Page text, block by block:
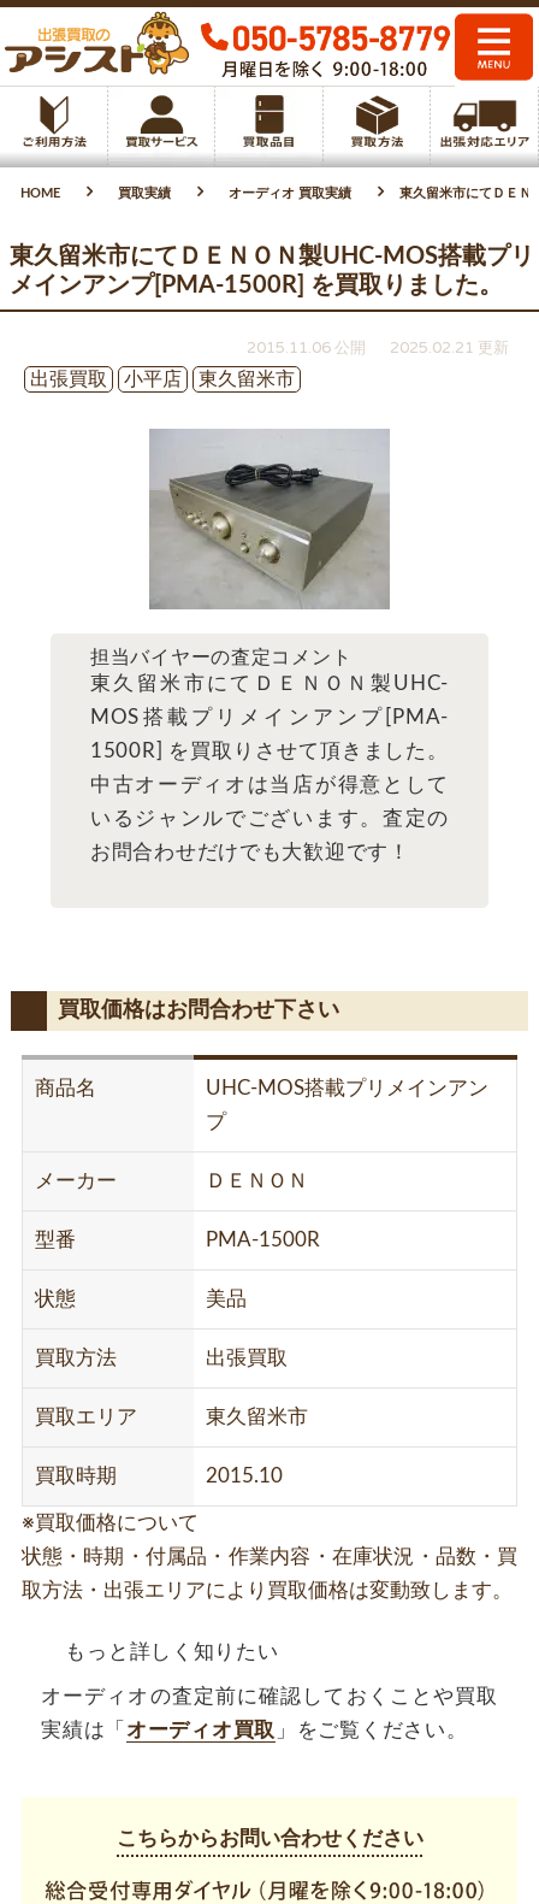
HOME 買取実績 オーディオ 買取実績 東久留米市にてＤＥＮ
東久留米市にてＤＥＮＯＮ製UHC-MOS搭載プリ
メインアンプ[PMA-1500R] を買取りました。
2015.11.06 公開
2025.02.21 更新
出張買取
小平店 東久留米市
担当バイヤーの査定コメント
東久留米市にてＤＥＮＯＮ製UHC-
MOS搭載プリメインアンプ[PMA-
1500R] を買取りさせて頂きました。
中古オーディオは当店が得意として
いるジャンルでございます。査定の
お問合わせだけでも大歓迎です！
買取価格はお問合わせ下さい
商品名
UHC-MOS搭載プリメインアン
プ
メーカー ＤＥＮＯＮ
型番 PMA-1500R
状態 美品
買取方法 出張買取
買取エリア 東久留米市
買取時期 2015.10
※買取価格について
状態・時期・付属品・作業内容・在庫状況・品数・買
取方法・出張エリアにより買取価格は変動致します。
もっと詳しく知りたい
オーディオの査定前に確認しておくことや買取
実績は「 オーディオ買取 」をご覧ください。
こちらからお問い合わせください